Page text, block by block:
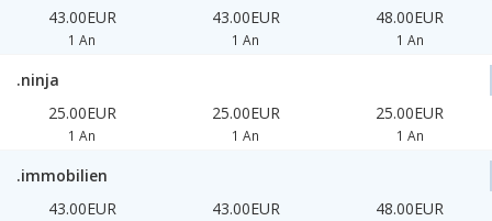
43.00EUR
1 An
43.00EUR
1 An
48.00EUR
1 An
.ninja
25.00EUR
1 An
25.00EUR
1 An
25.00EUR
1 An
.immobilien
43.00EUR
43.00EUR 48.00EUR